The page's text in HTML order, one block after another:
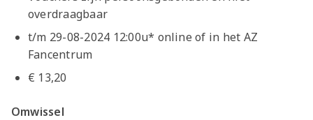
overdraagbaar
t/m 29-08-2024 12:00u* online of in het AZ
Fancentrum
€ 13,20
Omwissel